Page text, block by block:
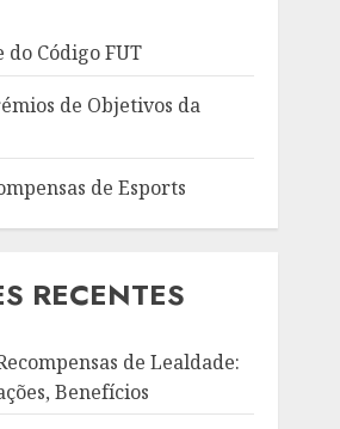
do Código FUT
de Objetivos da
de Esports
RECENTES
de Lealdade:
Benefícios